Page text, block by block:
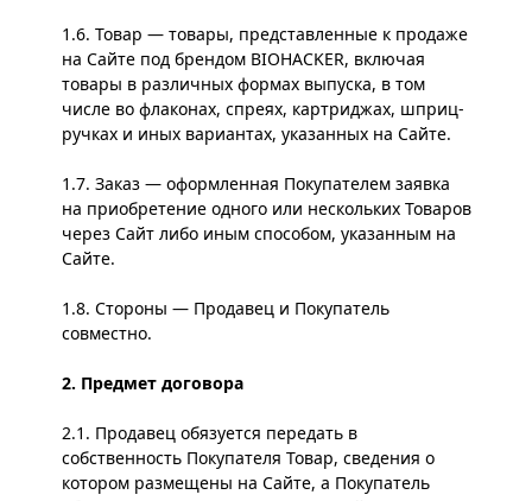
1.6. Товар — товары, представленные к продаже
на Сайте под брендом BIOHACKER, включая
товары в различных формах выпуска, в том
числе во флаконах, спреях, картриджах, шприц-
ручках и иных вариантах, указанных на Сайте.
1.7. Заказ — оформленная Покупателем заявка
на приобретение одного или нескольких Товаров
через Сайт либо иным способом, указанным на
Сайте.
1.8. Стороны — Продавец и Покупатель
совместно.
2. Предмет договора
2.1. Продавец обязуется передать в
собственность Покупателя Товар, сведения о
котором размещены на Сайте, а Покупатель